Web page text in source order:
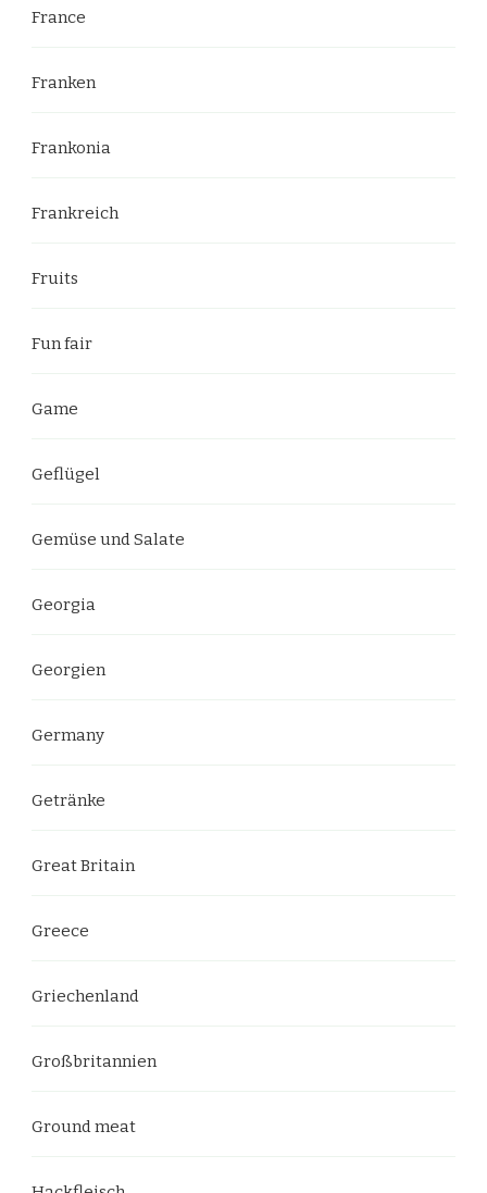
France
Franken
Frankonia
Frankreich
Fruits
Fun fair
Game
Geflügel
Gemüse und Salate
Georgia
Georgien
Germany
Getränke
Great Britain
Greece
Griechenland
Großbritannien
Ground meat